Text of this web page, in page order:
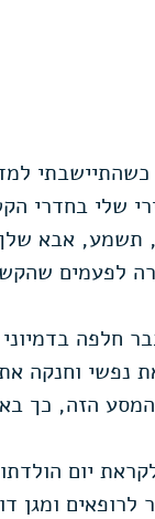
כשהתיישבתי
שלי בחדרי
תשמע, אבא
לפעמים
חלפה
נפשי וחנקה
הזה, כך
ומגן